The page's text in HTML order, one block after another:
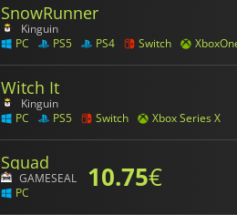
SnowRunner
Kinguin
PC
PS5 PS4 Switch
Witch It
Kinguin
PC
PS5 Switch Xbox Series X
Squad
GAMESEAL
PC
10.75€